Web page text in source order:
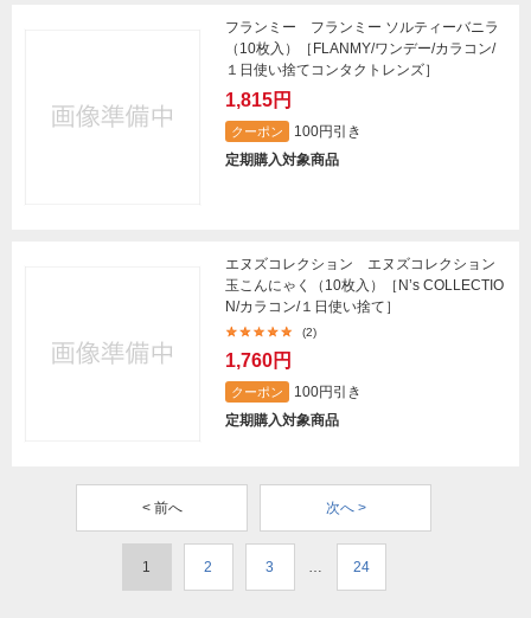
フランミー フランミー ソルティーバニラ
（10枚入）［FLANMY/ワンデー/カラコン/
１日使い捨てコンタクトレンズ］
1,815円
クーポン
100円引き
定期購入対象商品
エヌズコレクション エヌズコレクション
玉こんにゃく（10枚入）［N’s COLLECTIO
N/カラコン/１日使い捨て］
(2)
1,760円
クーポン
100円引き
定期購入対象商品
< 前へ 次へ >
1 2 3 24